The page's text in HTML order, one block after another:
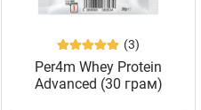
(3)
Per4m Whey Protein
Advanced (30 грам)